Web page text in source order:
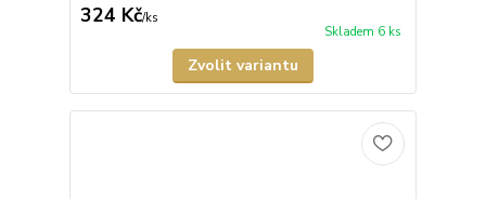
324 Kč/ks
Skladem 6 ks
Zvolit variantu